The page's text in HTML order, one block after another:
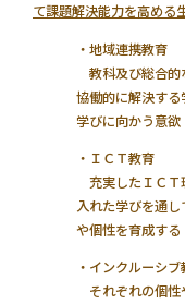
て課題解決能力を高める
・地域連携教育
教科及び総合的
協働的に解決す
学びに向かう意
・ＩＣＴ教育
充実したＩＣＴ
入れた学びを通
や個性を育成する
・インクルーシブ
それぞれの個性